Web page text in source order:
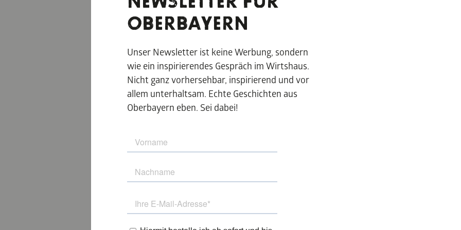
© Bavaria Filmstadt
Ergänzen Sie die körperliche Bewegung auf dem Wasser-Radlweg auf ganz
wenig kultureller Anregung für Kopf und Herz. So wird Ihr Ausflug zu einem
für alle Sinne.
erfrischende Pausen. Und dank der Querverbindungen innerhalb der Schleife,
OBERBAYERN
Unser Newsletter ist keine Werbung, sondern
wie ein inspirierendes Gespräch im Wirtshaus.
Nicht ganz vorhersehbar, inspirierend und vor
allem unterhaltsam. Echte Geschichten aus
Oberbayern eben. Sei dabei!